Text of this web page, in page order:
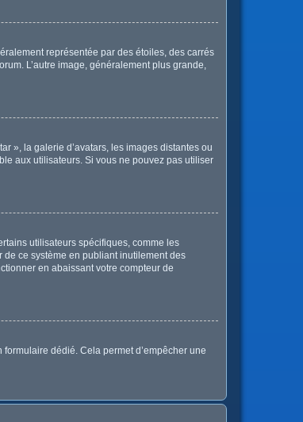
représentée par des étoiles, des carrés
L’autre image, généralement plus grande,
», la galerie d’avatars, les images distantes ou
aux utilisateurs. Si vous ne pouvez pas utiliser
utilisateurs spécifiques, comme les
ce système en publiant inutilement des
en abaissant votre compteur de
dédié. Cela permet d’empêcher une